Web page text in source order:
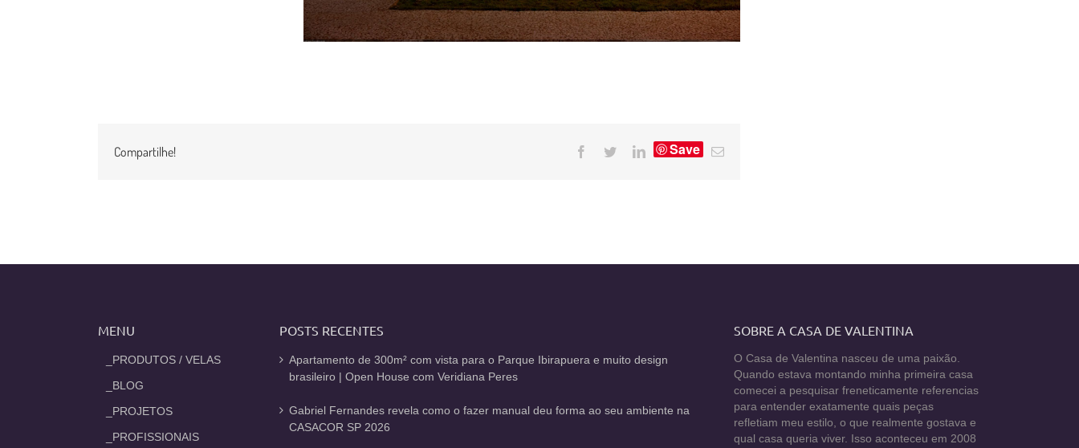
Compartilhe! Facebook
TwitterLinkedIn
Save
E-
MENU
_PRODUTOS / VELAS
_BLOG
_PROJETOS
_PROFISSIONAIS
POSTS RECENTES
Apartamento de 300m² com vista para o Parque Ibirapuera e muito design
brasileiro | Open House com Veridiana Peres
Gabriel Fernandes revela como o fazer manual deu forma ao seu ambiente na
CASACOR SP 2026
SOBRE A CASA DE VALENTINA
O Casa de Valentina nasceu de uma paixão.
Quando estava montando minha primeira casa
comecei a pesquisar freneticamente referencias
para entender exatamente quais peças
refletiam meu estilo, o que realmente gostava e
qual casa queria viver. Isso aconteceu em 2008